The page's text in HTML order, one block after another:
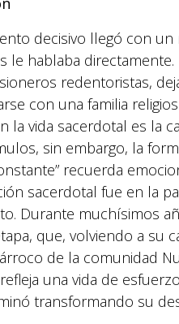
decisivo llegó con
le hablaba
redentoristas,
con una familia
la vida sacerdotal es la
sin embargo, la
recuerda
sacerdotal fue en la
Durante muchísimos
que, volviendo a su
de la comunidad
una vida de
transformando su
Todos los derechos